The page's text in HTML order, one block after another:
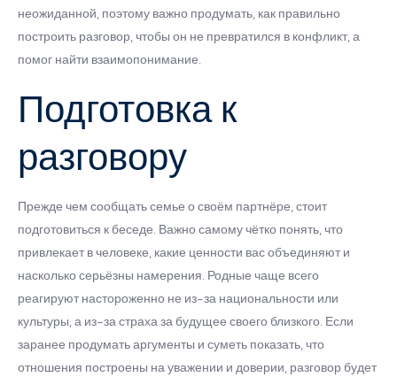
неожиданной, поэтому важно продумать, как правильно
построить разговор, чтобы он не превратился в конфликт, а
помог найти взаимопонимание.
Подготовка к
разговору
Прежде чем сообщать семье о своём партнёре, стоит
подготовиться к беседе. Важно самому чётко понять, что
привлекает в человеке, какие ценности вас объединяют и
насколько серьёзны намерения. Родные чаще всего
реагируют настороженно не из-за национальности или
культуры, а из-за страха за будущее своего близкого. Если
заранее продумать аргументы и суметь показать, что
отношения построены на уважении и доверии, разговор будет